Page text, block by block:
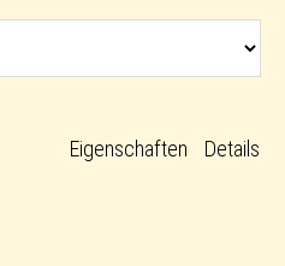
Eigenschaften Details